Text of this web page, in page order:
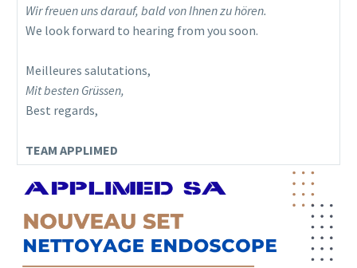
Wir freuen uns darauf, bald von Ihnen zu hören.
We look forward to hearing from you soon.
Meilleures salutations,
Mit besten Grüssen,
Best regards,
TEAM APPLIMED